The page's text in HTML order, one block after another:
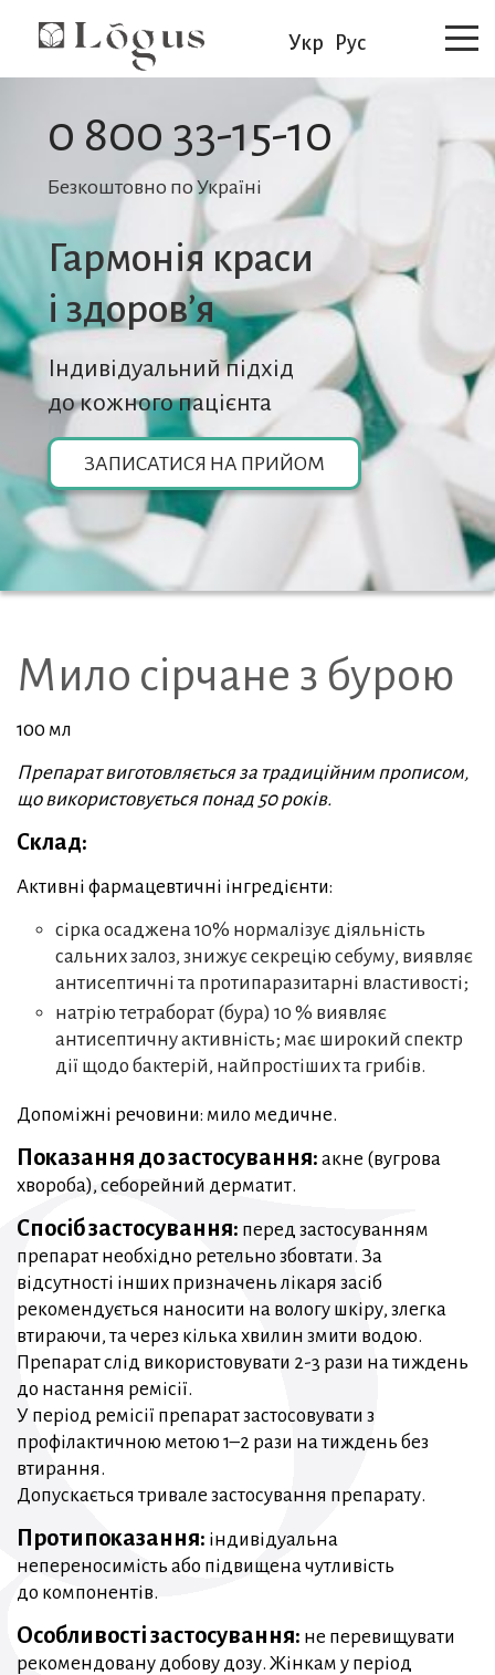
Укр Рус
0 800 33-15-10
Безкоштовно по Україні
Гармонія краси
i здоров’я
Індивідуальний підхід
до кожного пацієнта
ЗАПИСАТИСЯ НА ПРИЙОМ
Мило сірчане з бурою
100 мл
Препарат виготовляється за традиційним прописом,
що використовується понад 50 років.
Склад:
Активні фармацевтичні інгредієнти:
сірка осаджена 10% нормалізує діяльність
сальних залоз, знижує секрецію себуму, виявляє
антисептичні та протипаразитарні властивості;
натрію тетраборат (бура) 10 % виявляє
антисептичну активність; має широкий спектр
дії щодо бактерій, найпростіших та грибів.
Допоміжні речовини: мило медичне.
Показання до застосування: акне (вугрова
хвороба), себорейний дерматит.
Спосіб застосування: перед застосуванням
препарат необхідно ретельно збовтати. За
відсутності інших призначень лікаря засіб
рекомендується наносити на вологу шкіру, злегка
втираючи, та через кілька хвилин змити водою.
Препарат слід використовувати 2-3 рази на тиждень
до настання ремісії.
У період ремісії препарат застосовувати з
профілактичною метою 1–2 рази на тиждень без
втирання.
Допускається тривале застосування препарату.
Протипоказання: індивідуальна
непереносимість або підвищена чутливість
до компонентів.
Особливості застосування: не перевищувати
рекомендовану добову дозу. Жінкам у період